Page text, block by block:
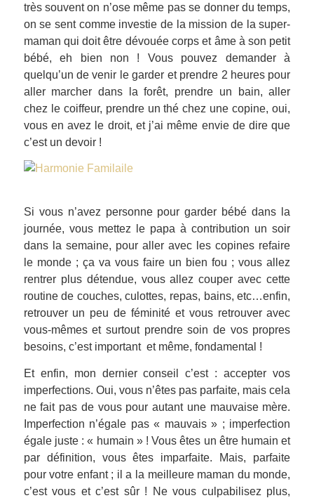
très souvent on n’ose même pas se donner du temps,
on se sent comme investie de la mission de la super-
maman qui doit être dévouée corps et âme à son petit
bébé, eh bien non ! Vous pouvez demander à
quelqu’un de venir le garder et prendre 2 heures pour
aller marcher dans la forêt, prendre un bain, aller
chez le coiffeur, prendre un thé chez une copine, oui,
vous en avez le droit, et j’ai même envie de dire que
c’est un devoir !
Si vous n’avez personne pour garder bébé dans la
journée, vous mettez le papa à contribution un soir
dans la semaine, pour aller avec les copines refaire
le monde ; ça va vous faire un bien fou ; vous allez
rentrer plus détendue, vous allez couper avec cette
routine de couches, culottes, repas, bains, etc…enfin,
retrouver un peu de féminité et vous retrouver avec
vous-mêmes et surtout prendre soin de vos propres
besoins, c’est important et même, fondamental !
Et enfin, mon dernier conseil c’est : accepter vos
imperfections. Oui, vous n’êtes pas parfaite, mais cela
ne fait pas de vous pour autant une mauvaise mère.
Imperfection n’égale pas « mauvais » ; imperfection
égale juste : « humain » ! Vous êtes un être humain et
par définition, vous êtes imparfaite. Mais, parfaite
pour votre enfant ; il a la meilleure maman du monde,
c’est vous et c’est sûr ! Ne vous culpabilisez plus,